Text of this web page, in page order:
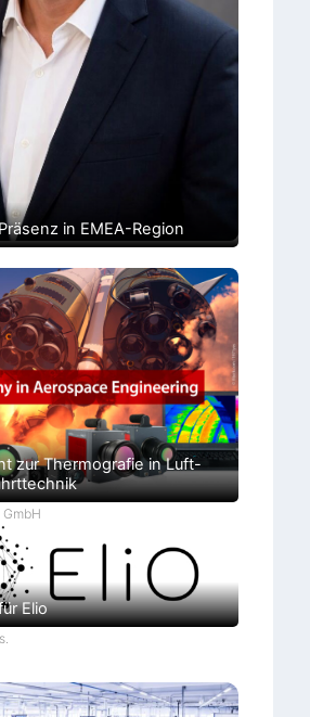
in EMEA-Region
zur Thermografie in Luft-
Elio